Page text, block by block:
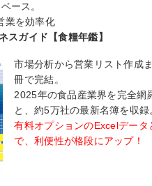
ース。
業を効率化
スガイド【食糧年鑑】
市場分析から営業リスト作成
冊で完結。
2025年の食品産業界を完全網
と、約5万社の最新名簿を収録
有料オプションのExcelデータ
で、利便性が格段にアップ！